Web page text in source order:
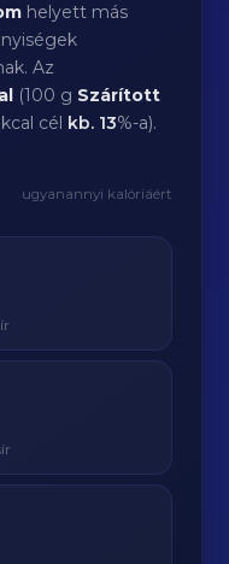
helyett más
Az
(100 g Szárított
cél kb. 13%-a).
ugyanannyi kalóriáért